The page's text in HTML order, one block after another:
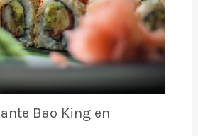
Bao King en